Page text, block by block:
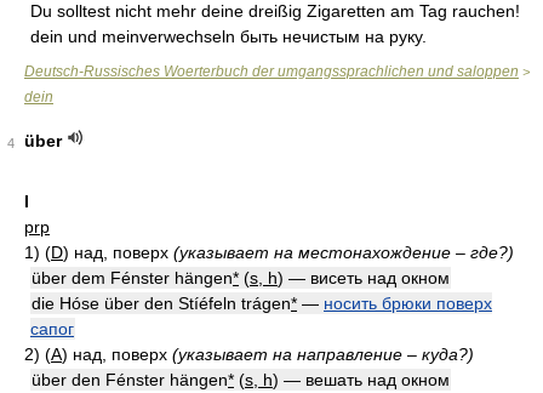
Du solltest nicht mehr deine dreißig Zigaretten am Tag rauchen!
dein und meinverwechseln быть нечистым на руку.
Deutsch-Russisches Woerterbuch der umgangssprachlichen und saloppen >
dein
4 über
I
prp
1) (D) над, поверх (указывает на местонахождение – где?)
über dem Fénster hängen* (s, h) — висеть над окном
die Hóse über den Stíéfeln trágen* — носить брюки поверх
сапог
2) (A) над, поверх (указывает на направление – куда?)
über den Fénster hängen* (s, h) — вешать над окном